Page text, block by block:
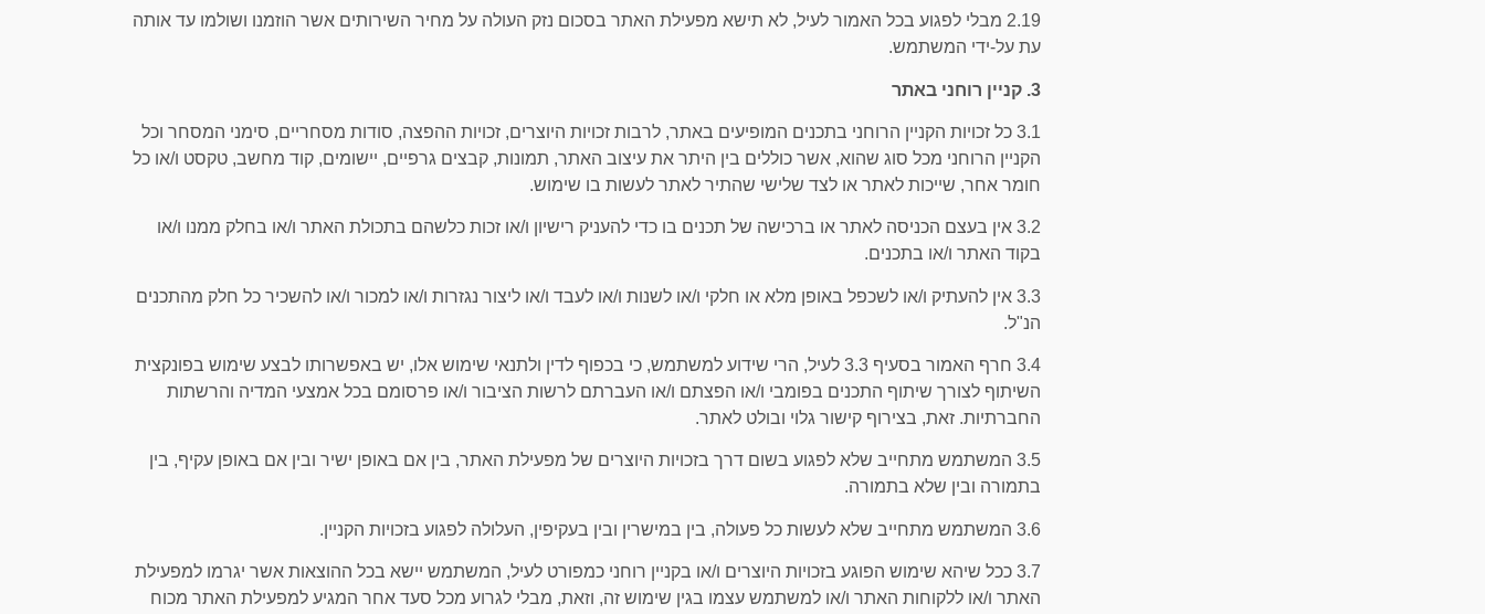
2.19 מבלי לפגוע בכל האמור לעיל, לא תישא מפעילת האתר בסכום נזק העולה על מחיר השירותים אשר הוזמנו ושולמו עד אותה
עת על-ידי המשתמש.
3. קניין רוחני באתר
3.1 כל זכויות הקניין הרוחני בתכנים המופיעים באתר, לרבות זכויות היוצרים, זכויות ההפצה, סודות מסחריים, סימני המסחר וכל
הקניין הרוחני מכל סוג שהוא, אשר כוללים בין היתר את עיצוב האתר, תמונות, קבצים גרפיים, יישומים, קוד מחשב, טקסט ו/או כל
חומר אחר, שייכות לאתר או לצד שלישי שהתיר לאתר לעשות בו שימוש.
3.2 אין בעצם הכניסה לאתר או ברכישה של תכנים בו כדי להעניק רישיון ו/או זכות כלשהם בתכולת האתר ו/או בחלק ממנו ו/או
בקוד האתר ו/או בתכנים.
3.3 אין להעתיק ו/או לשכפל באופן מלא או חלקי ו/או לשנות ו/או לעבד ו/או ליצור נגזרות ו/או למכור ו/או להשכיר כל חלק מהתכנים
הנ"ל.
3.4 חרף האמור בסעיף 3.3 לעיל, הרי שידוע למשתמש, כי בכפוף לדין ולתנאי שימוש אלו, יש באפשרותו לבצע שימוש בפונקצית
השיתוף לצורך שיתוף התכנים בפומבי ו/או הפצתם ו/או העברתם לרשות הציבור ו/או פרסומם בכל אמצעי המדיה והרשתות
החברתיות. זאת, בצירוף קישור גלוי ובולט לאתר.
3.5 המשתמש מתחייב שלא לפגוע בשום דרך בזכויות היוצרים של מפעילת האתר, בין אם באופן ישיר ובין אם באופן עקיף, בין
בתמורה ובין שלא בתמורה.
3.6 המשתמש מתחייב שלא לעשות כל פעולה, בין במישרין ובין בעקיפין, העלולה לפגוע בזכויות הקניין.
3.7 ככל שיהא שימוש הפוגע בזכויות היוצרים ו/או בקניין רוחני כמפורט לעיל, המשתמש יישא בכל ההוצאות אשר יגרמו למפעילת
האתר ו/או ללקוחות האתר ו/או למשתמש עצמו בגין שימוש זה, וזאת, מבלי לגרוע מכל סעד אחר המגיע למפעילת האתר מכוח